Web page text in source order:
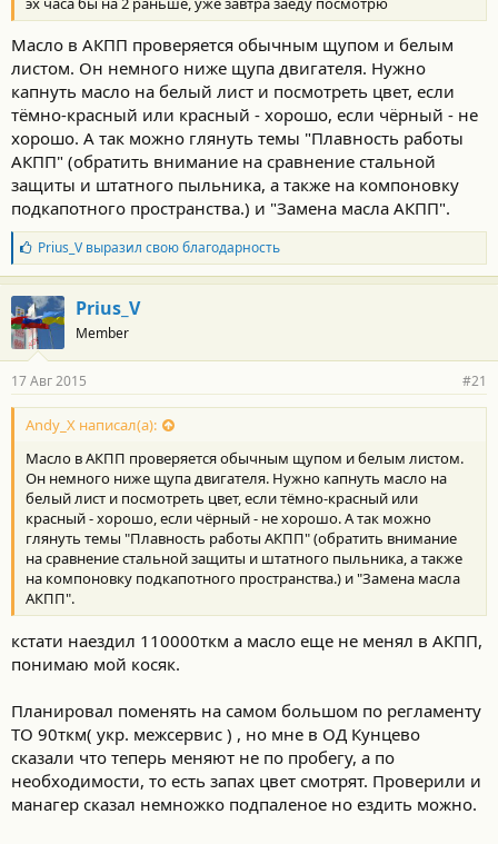
Масло в АКПП проверяется обычным щупом и белым
листом. Он немного ниже щупа двигателя. Нужно
капнуть масло на белый лист и посмотреть цвет, если
тёмно-красный или красный - хорошо, если чёрный - не
хорошо. А так можно глянуть темы "Плавность работы
АКПП" (обратить внимание на сравнение стальной
защиты и штатного пыльника, а также на компоновку
подкапотного пространства.) и "Замена масла АКПП".
Б
л
а
г
о
д
а
н
о
с
и
:
Prius_Vвыразил свою благодарность
Prius_V
Member
17 Авг 2015 #21
Andy_X написал(а):
Масло в АКПП проверяется обычным щупом и белым листом.
Он немного ниже щупа двигателя. Нужно капнуть масло на
белый лист и посмотреть цвет, если тёмно-красный или
красный - хорошо, если чёрный - не хорошо. А так можно
глянуть темы "Плавность работы АКПП" (обратить внимание
на сравнение стальной защиты и штатного пыльника, а также
на компоновку подкапотного пространства.) и "Замена масла
АКПП".
кстати наездил 110000ткм а масло еще не менял в АКПП,
понимаю мой косяк.
Планировал поменять на самом большом по регламенту
ТО 90ткм( укр. межсервис ) , но мне в ОД Кунцево
сказали что теперь меняют не по пробегу, а по
необходимости, то есть запах цвет смотрят. Проверили и
манагер сказал немножко подпаленое но ездить можно.